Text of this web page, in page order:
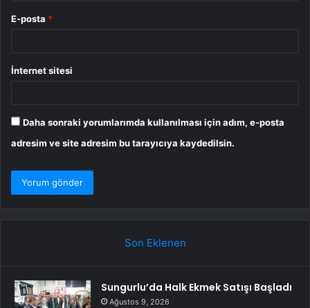
E-posta *
İnternet sitesi
Daha sonraki yorumlarımda kullanılması için adım, e-posta
adresim ve site adresim bu tarayıcıya kaydedilsin.
Son Eklenen
Sungurlu’da Halk Ekmek Satışı Başladı
Ağustos 9, 2026